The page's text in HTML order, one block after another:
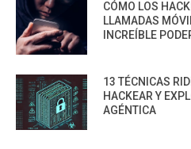
CÓMO LOS
LLAMADAS
INCREÍBLE
13 TÉCNICAS
HACKEAR Y
AGÉNTICA